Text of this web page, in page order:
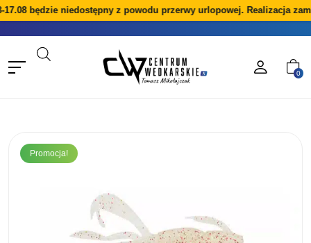
będzie niedostępny z powodu przerwy urlopowej. Realizacja
0
Promocja!